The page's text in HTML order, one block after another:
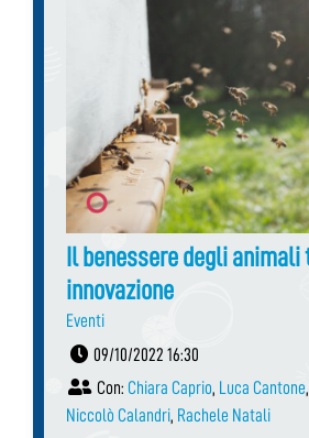
Il benessere degli
innovazione
Eventi
09/10/2022 16:30
Con: Chiara Caprio, Luca Cantone,
Niccolò Calandri, Rachele Natali